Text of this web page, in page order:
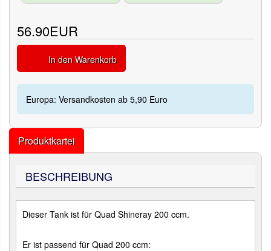
56.90EUR
In den Warenkorb
Europa: Versandkosten ab 5,90 Euro
Produktkartei
BESCHREIBUNG
Dieser Tank ist für Quad Shineray 200 ccm.
Er ist passend für Quad 200 ccm: